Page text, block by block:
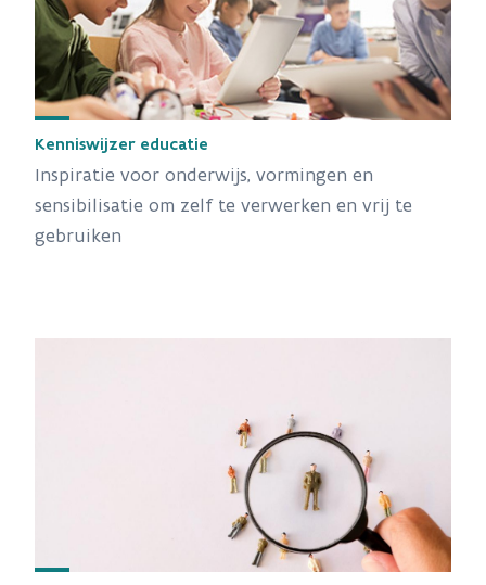
Kenniswijzer educatie
Inspiratie voor onderwijs, vormingen en
sensibilisatie om zelf te verwerken en vrij te
gebruiken